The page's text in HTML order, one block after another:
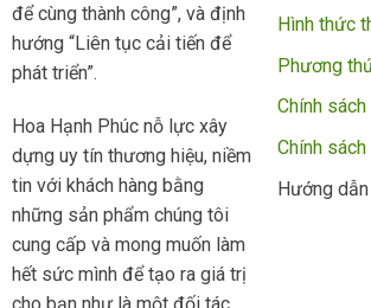
để cùng thành công”, và định
hướng “Liên tục cải tiến để
phát triển”.
Hoa Hạnh Phúc nỗ lực xây
dựng uy tín thương hiệu, niềm
tin với khách hàng bằng
những sản phẩm chúng tôi
cung cấp và mong muốn làm
hết sức mình để tạo ra giá trị
Hình thức
Phương
Chính
Chính
Hướng